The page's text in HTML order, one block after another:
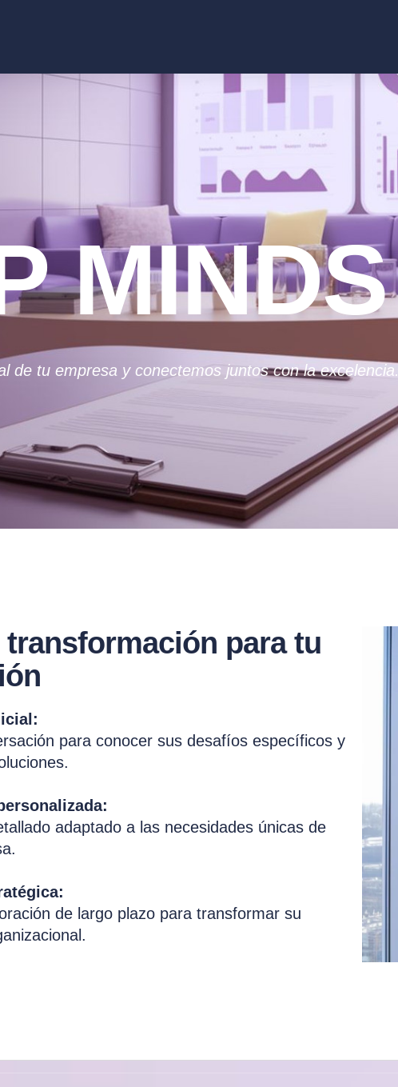
MINDS
de tu empresa y conectemos juntos con la excelencia.
transformación para tu
para conocer sus desafíos específicos y
adaptado a las necesidades únicas de
de largo plazo para transformar su